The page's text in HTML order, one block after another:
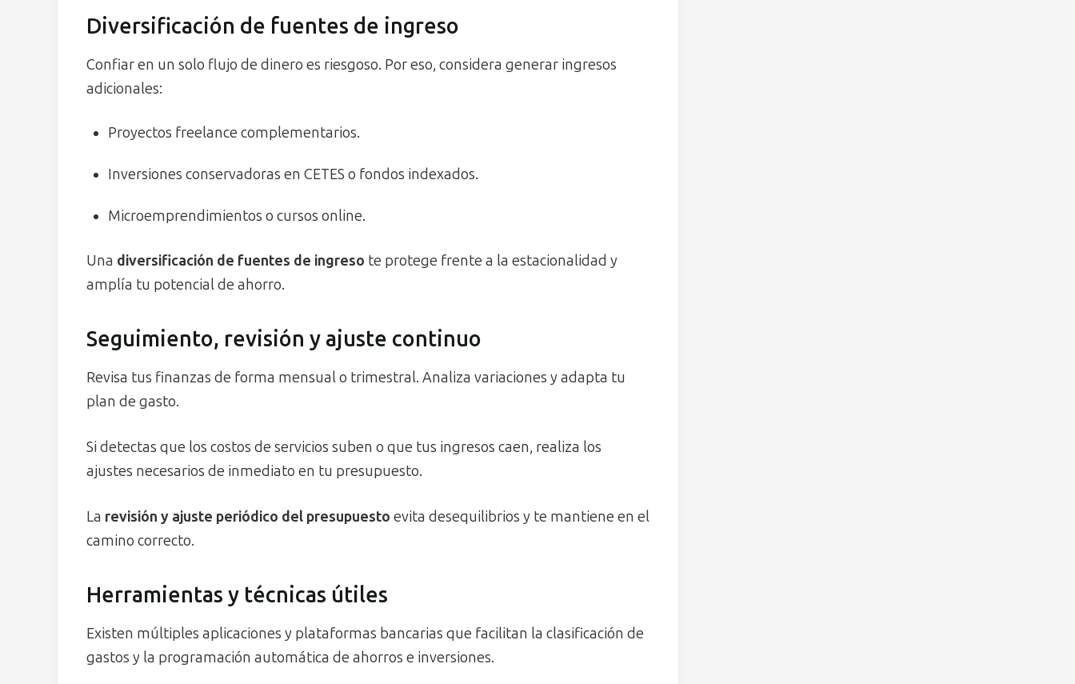
Diversificación de fuentes de ingreso
Confiar en un solo flujo de dinero es riesgoso. Por eso, considera generar ingresos
adicionales:
Proyectos freelance complementarios.
Inversiones conservadoras en CETES o fondos indexados.
Microemprendimientos o cursos online.
Una diversificación de fuentes de ingreso te protege frente a la estacionalidad y
amplía tu potencial de ahorro.
Seguimiento, revisión y ajuste continuo
Revisa tus finanzas de forma mensual o trimestral. Analiza variaciones y adapta tu
plan de gasto.
Si detectas que los costos de servicios suben o que tus ingresos caen, realiza los
ajustes necesarios de inmediato en tu presupuesto.
La revisión y ajuste periódico del presupuesto evita desequilibrios y te mantiene en el
camino correcto.
Herramientas y técnicas útiles
Existen múltiples aplicaciones y plataformas bancarias que facilitan la clasificación de
gastos y la programación automática de ahorros e inversiones.